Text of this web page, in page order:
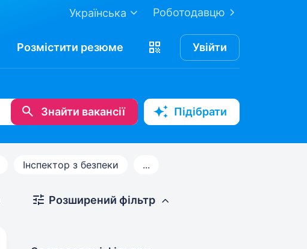
Роботодавцю
Українська
Розмістити резюме Увійти
Знайти вакансії Підібрати
Інспектор з безпеки ...
Розширений фільтр